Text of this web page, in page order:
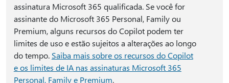
assinatura Microsoft 365 qualificada. Se você for
assinante do Microsoft 365 Personal, Family ou
Premium, alguns recursos do Copilot podem ter
limites de uso e estão sujeitos a alterações ao longo
do tempo. Saiba mais sobre os recursos do Copilot
e os limites de IA nas assinaturas Microsoft 365
Personal, Family e Premium.